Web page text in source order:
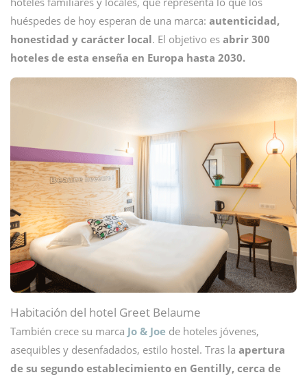
huéspedes de hoy esperan de una marca: autenticidad,
honestidad y carácter local. El objetivo es abrir 300
hoteles de esta enseña en Europa hasta 2030.
Habitación del hotel Greet Belaume
También crece su marca Jo & Joe de hoteles jóvenes,
asequibles y desenfadados, estilo hostel. Tras la apertura
de su segundo establecimiento en Gentilly, cerca de